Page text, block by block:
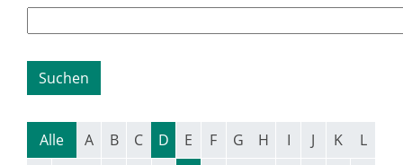
Alle A B C D E F G H I J K
L